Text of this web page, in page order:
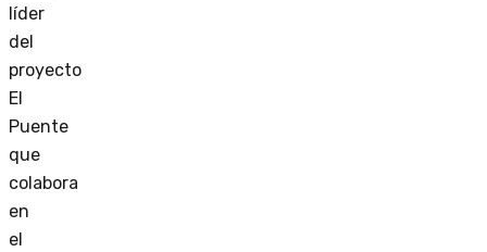
líder
del
proyecto
El
Puente
que
colabora
en
el